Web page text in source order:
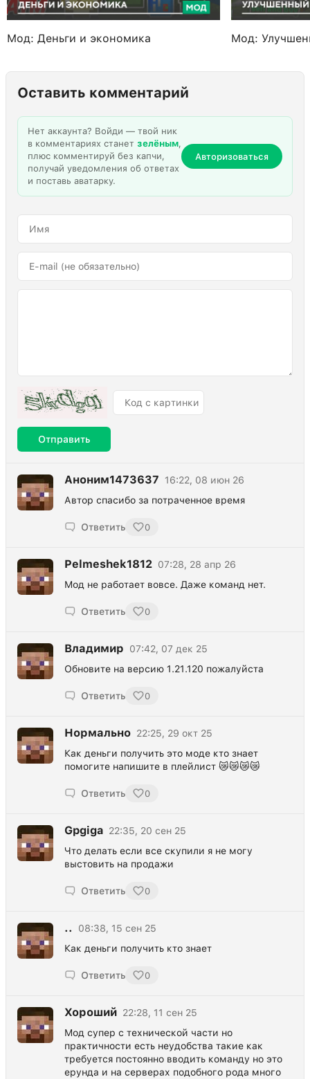
Мод: Деньги и экономика Мод:
Оставить комментарий
Нет аккаунта? Войди — твой ник
в комментариях станет зелёным,
плюс комментируй без капчи,
получай уведомления об ответах
и поставь аватарку.
Авторизоваться
Отправить
Аноним1473637
16:22, 08 июн 26
Автор спасибо за потраченное время
Ответить 0
Pelmeshek1812 07:28, 28 апр 26
Мод не работает вовсе. Даже команд нет.
Ответить 0
Владимир
07:42, 07 дек 25
Обновите на версию 1.21.120 пожалуйста
Ответить 0
Нормально 22:25, 29 окт 25
Как деньги получить это моде кто знает
помогите напишите в плейлист 😿😿😿😿
Ответить 0
Gpgiga 22:35, 20 сен 25
Что делать если все скупили я не могу
выстовить на продажи
Ответить 0
..
08:38, 15 сен 25
Как деньги получить кто знает
Ответить 0
Хороший 22:28, 11 сен 25
Мод супер с технической части но
практичности есть неудобства такие как
требуется постоянно вводить команду но это
ерунда и на серверах подобного рода много